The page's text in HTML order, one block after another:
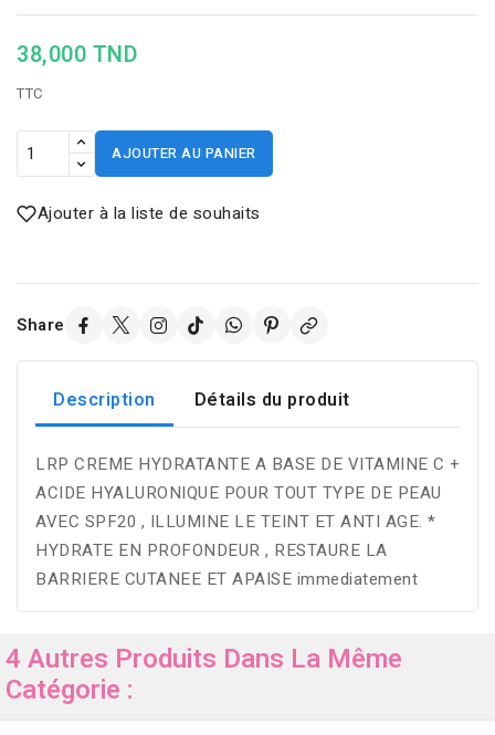
38,000 TND
TTC
AJOUTER AU PANIER
Ajouter à la liste de souhaits
Share
Description Détails du produit
LRP CREME HYDRATANTE A BASE DE VITAMINE C +
ACIDE HYALURONIQUE POUR TOUT TYPE DE PEAU
AVEC SPF20 , ILLUMINE LE TEINT ET ANTI AGE. *
HYDRATE EN PROFONDEUR , RESTAURE LA
BARRIERE CUTANEE ET APAISE immediatement
4 Autres Produits Dans La Même
Catégorie :